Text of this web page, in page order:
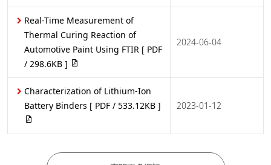
Real-Time Measurement of
Thermal Curing Reaction of
Automotive Paint Using FTIR [ PDF
/ 298.6KB ]
2024-06-04
Characterization of Lithium-Ion
Battery Binders [ PDF / 533.12KB ] 2023-01-12